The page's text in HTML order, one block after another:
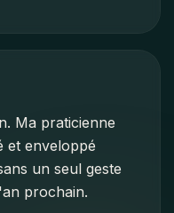
Ma praticienne
et enveloppé
un seul geste
prochain.